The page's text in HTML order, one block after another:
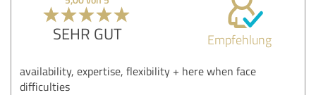
SEHR GUT Empfehlung
availability, expertise, flexibility + here when face
difficulties